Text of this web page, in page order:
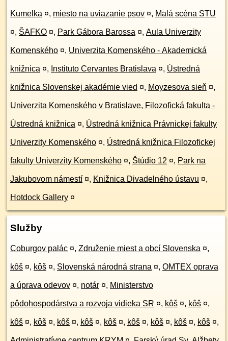
Kumelka ¤, miesto na uviazanie psov ¤, Malá scéna STU
¤, ŠAFKO ¤, Park Gábora Barossa ¤, Aula Univerzity
Komenského ¤, Univerzita Komenského - Akademická
knižnica ¤, Instituto Cervantes Bratislava ¤, Ústredná
knižnica Slovenskej akadémie vied ¤, Moyzesova sieň ¤,
Univerzita Komenského v Bratislave, Filozofická fakulta -
Ústredná knižnica ¤, Ústredná knižnica Právnickej fakulty
Univerzity Komenského ¤, Ústredná knižnica Filozofickej
fakulty Univerzity Komenského ¤, Štúdio 12 ¤, Park na
Jakubovom námestí ¤, Knižnica Divadelného ústavu ¤,
Hotdock Gallery ¤
Služby
Coburgov palác ¤, Združenie miest a obcí Slovenska ¤,
kôš ¤, kôš ¤, Slovenská národná strana ¤, OMTEX oprava
a úprava odevov ¤, notár ¤, Ministerstvo
pôdohospodárstva a rozvoja vidieka SR ¤, kôš ¤, kôš ¤,
kôš ¤, kôš ¤, kôš ¤, kôš ¤, kôš ¤, kôš ¤, kôš ¤, kôš ¤, kôš ¤,